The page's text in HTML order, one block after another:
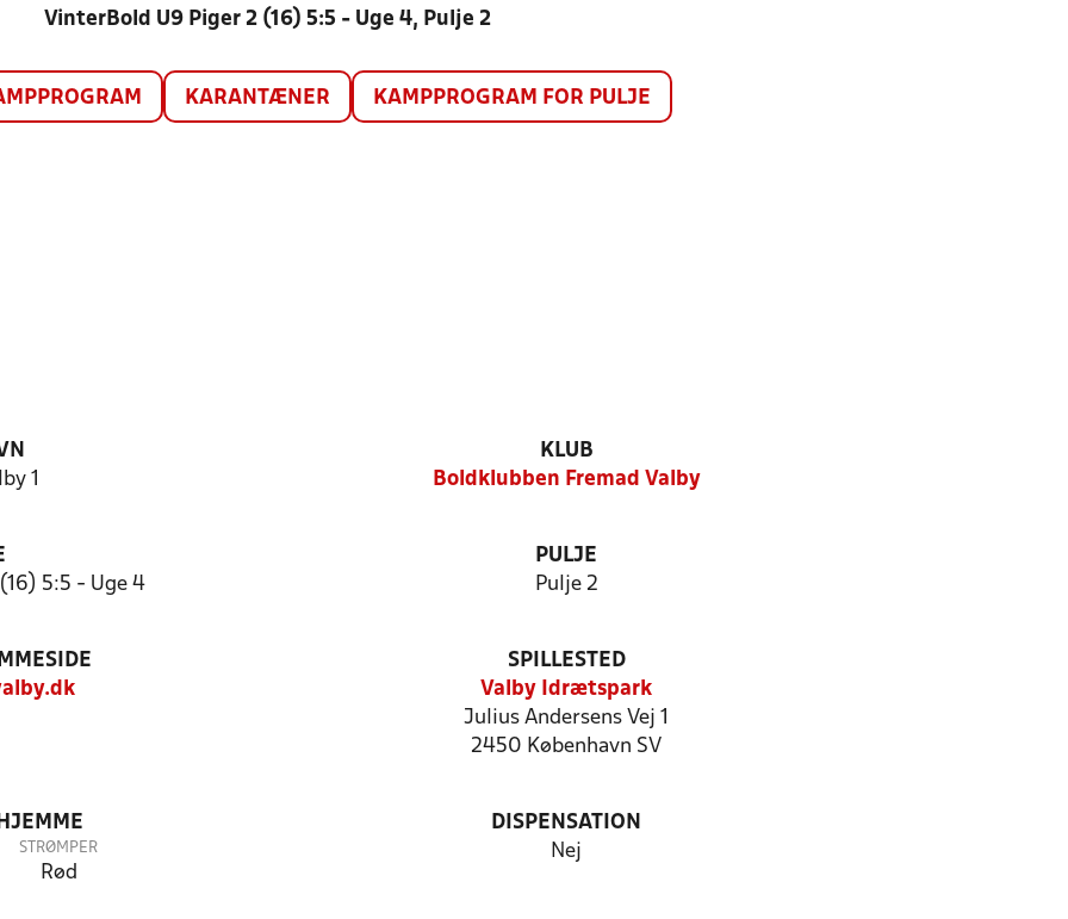
VinterBold U9 Piger 2 (16) 5:5 - Uge 4, Pulje 2
KARANTÆNER KAMPPROGRAM FOR PULJE
1
KLUB
Boldklubben Fremad Valby
5:5 - Uge 4
PULJE
Pulje 2
SPILLESTED
Valby Idrætspark
Julius Andersens Vej 1
2450 København SV
STRØMPER
Rød
DISPENSATION
Nej